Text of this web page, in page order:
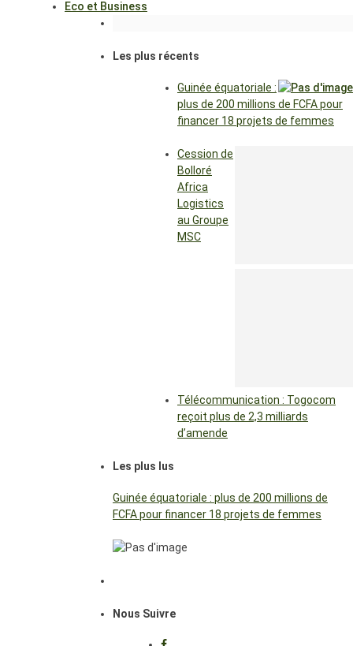
Eco et Business
Les plus récents
Guinée équatoriale :
plus de 200 millions de FCFA pour
financer 18 projets de femmes
Cession de
Bolloré
Africa
Logistics
au Groupe
MSC
Télécommunication : Togocom
reçoit plus de 2,3 milliards
d’amende
Les plus lus
Guinée équatoriale : plus de 200 millions de
FCFA pour financer 18 projets de femmes
Nous Suivre